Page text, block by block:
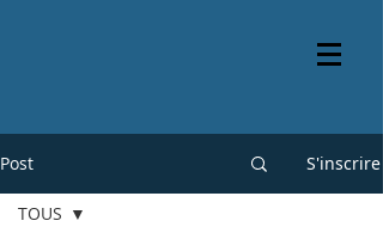
Post S'inscrire
TOUS